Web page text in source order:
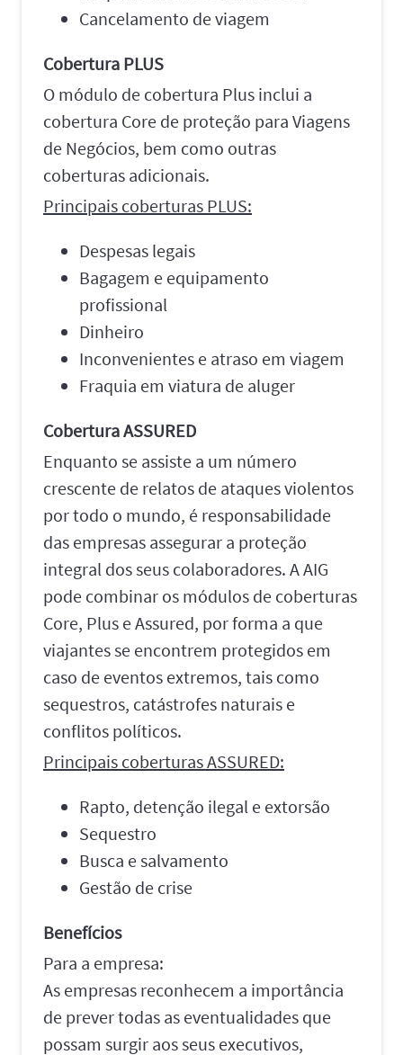
Cancelamento de viagem
Cobertura PLUS
O módulo de cobertura Plus inclui a
cobertura Core de proteção para Viagens
de Negócios, bem como outras
coberturas adicionais.
Principais coberturas PLUS:
Despesas legais
Bagagem e equipamento
profissional
Dinheiro
Inconvenientes e atraso em viagem
Fraquia em viatura de aluger
Cobertura ASSURED
Enquanto se assiste a um número
crescente de relatos de ataques violentos
por todo o mundo, é responsabilidade
das empresas assegurar a proteção
integral dos seus colaboradores. A AIG
pode combinar os módulos de coberturas
Core, Plus e Assured, por forma a que
viajantes se encontrem protegidos em
caso de eventos extremos, tais como
sequestros, catástrofes naturais e
conflitos políticos.
Principais coberturas ASSURED:
Rapto, detenção ilegal e extorsão
Sequestro
Busca e salvamento
Gestão de crise
Benefícios
Para a empresa:
As empresas reconhecem a importância
de prever todas as eventualidades que
possam surgir aos seus executivos,